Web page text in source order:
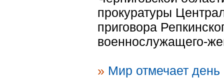
прокуратуры
приговора
военнослужащего-
» Мир отмечает